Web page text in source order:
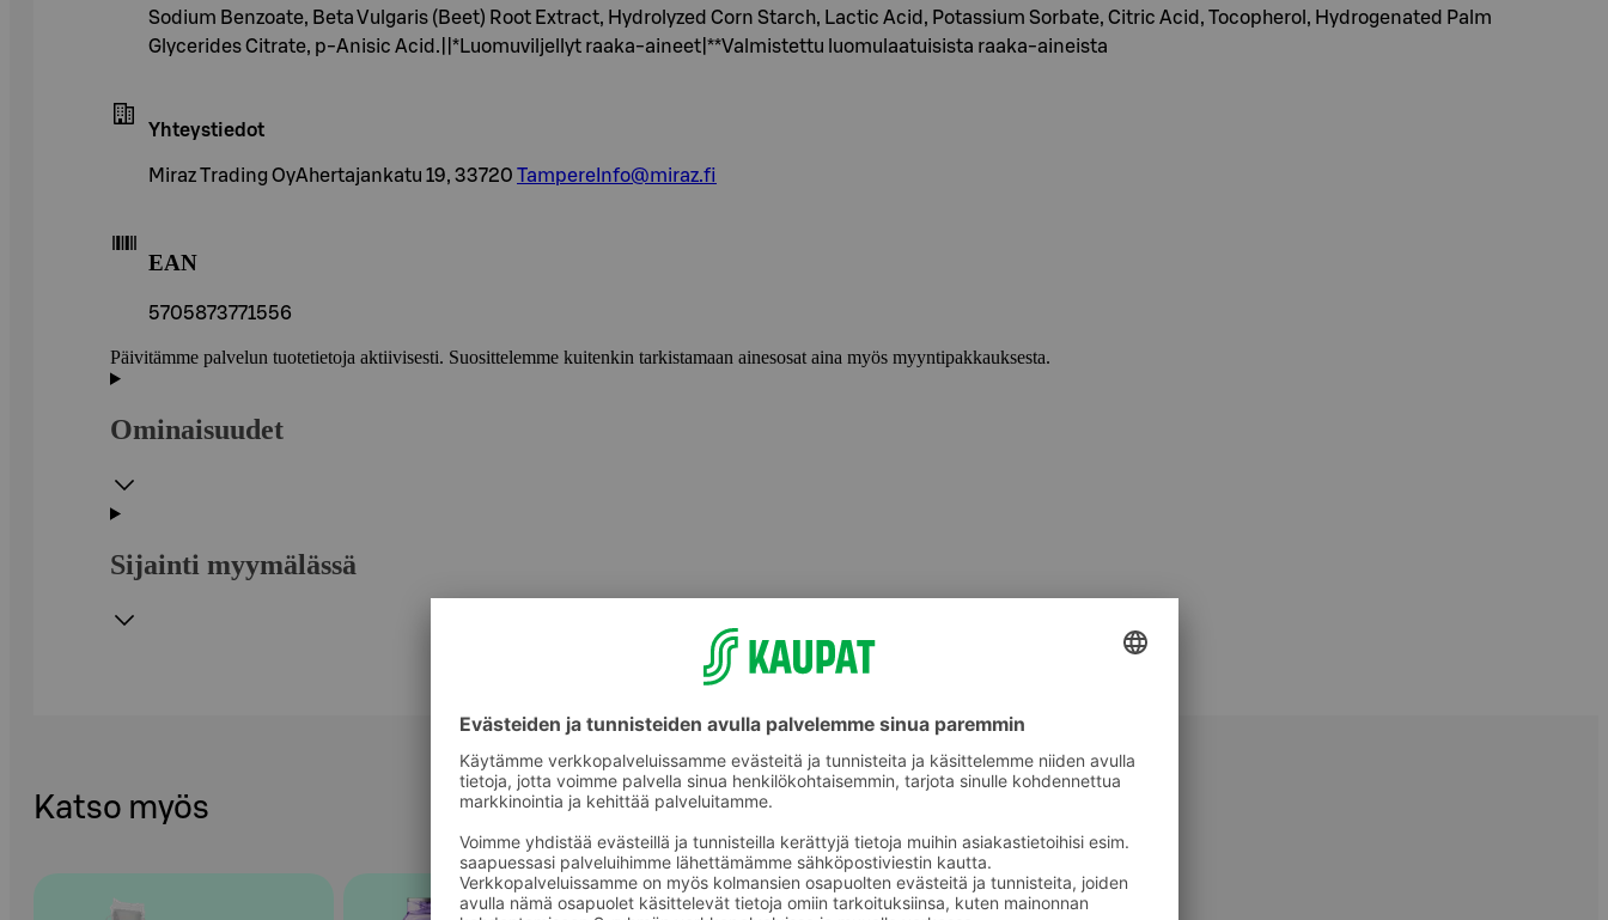
Sodium Benzoate, Beta Vulgaris (Beet) Root Extract, Hydrolyzed Corn Starch, Lactic Acid, Potassium Sorbate, Citric Acid, Tocopherol, Hydrogenated Palm
Glycerides Citrate, p-Anisic Acid.||*Luomuviljellyt raaka-aineet|**Valmistettu luomulaatuisista raaka-aineista
Yhteystiedot
Miraz Trading OyAhertajankatu 19, 33720 TampereInfo@miraz.fi
EAN
5705873771556
Päivitämme palvelun tuotetietoja aktiivisesti. Suosittelemme kuitenkin tarkistamaan ainesosat aina myös myyntipakkauksesta.
Ominaisuudet
Sijainti myymälässä
Katso myös